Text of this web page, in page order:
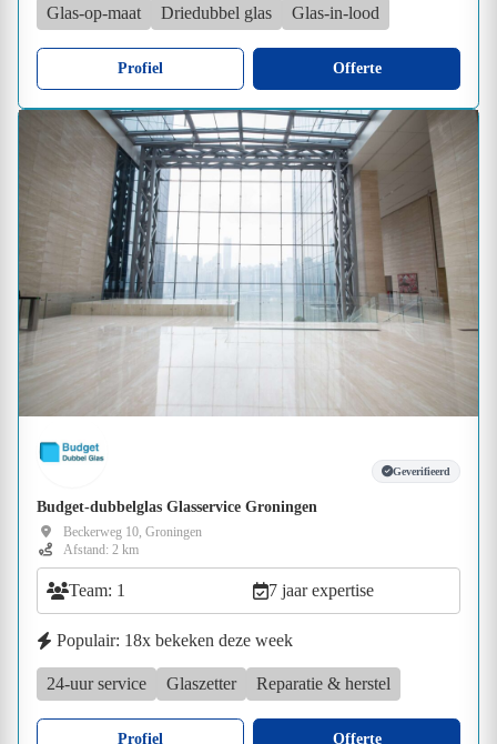
Glas-op-maat Driedubbel glas Glas-in-lood
Profiel Offerte
Geverifieerd
Budget-dubbelglas Glasservice Groningen
Beckerweg 10, Groningen
Afstand: 2 km
Team: 1 7 jaar expertise
Populair: 18x bekeken deze week
24-uur service Glaszetter Reparatie & herstel
Profiel Offerte